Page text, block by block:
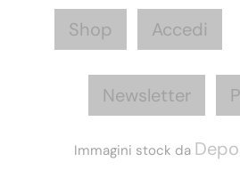
Shop Accedi
Newsletter
Immagini stock da